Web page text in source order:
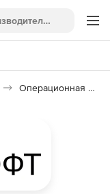
Операционная система РЕД ОС